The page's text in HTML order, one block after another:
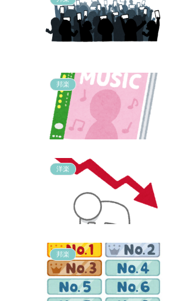
邦楽
洋楽
邦楽